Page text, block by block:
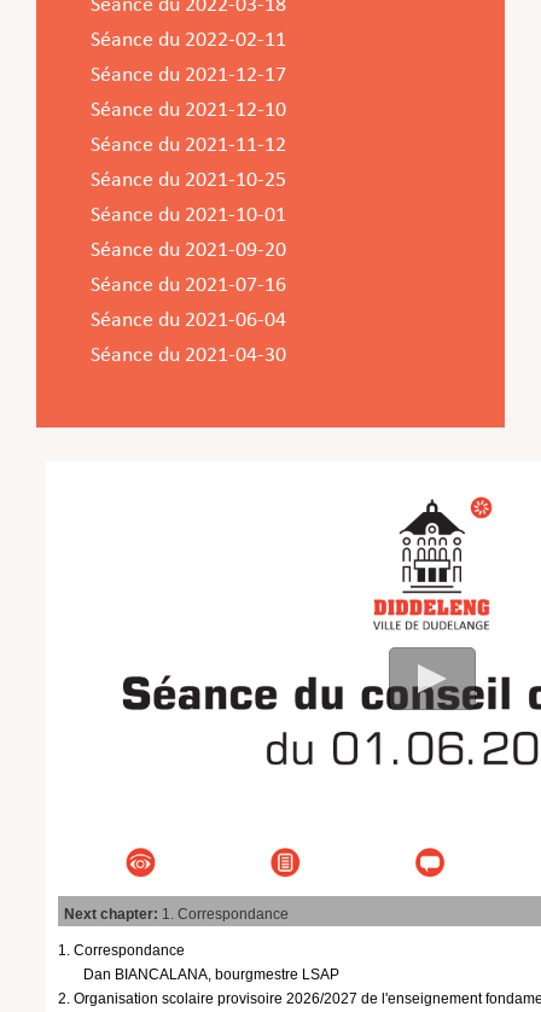
Séance du 2022-03-18
Séance du 2022-02-11
Séance du 2021-12-17
Séance du 2021-12-10
Séance du 2021-11-12
Séance du 2021-10-25
Séance du 2021-10-01
Séance du 2021-09-20
Séance du 2021-07-16
Séance du 2021-06-04
Séance du 2021-04-30